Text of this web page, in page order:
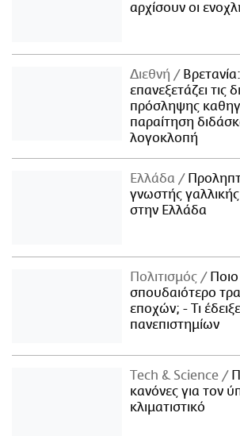
αρχίσουν οι
Διεθνή
επανεξετάζει τις
πρόσληψης
παραίτηση
λογοκλοπή
Ελλάδα
γνωστής
στην Ελλάδα
Πολιτισμός
Ποιο
σπουδαιότερο
εποχών; - Τι
πανεπιστημίων
Τech & Science
κανόνες για τον
κλιματιστικό